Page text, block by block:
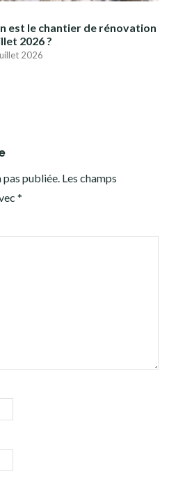
est le chantier de rénovation
2026 ?
2026
pas publiée. Les champs
*